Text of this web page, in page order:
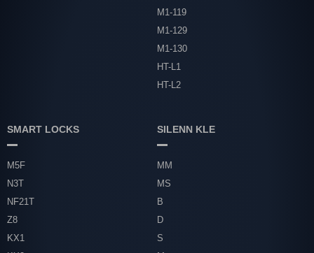
M1-119
M1-129
M1-130
HT-L1
HT-L2
SMART LOCKS
M5F
N3T
NF21T
Z8
KX1
SILENN KLE
MM
MS
B
D
S